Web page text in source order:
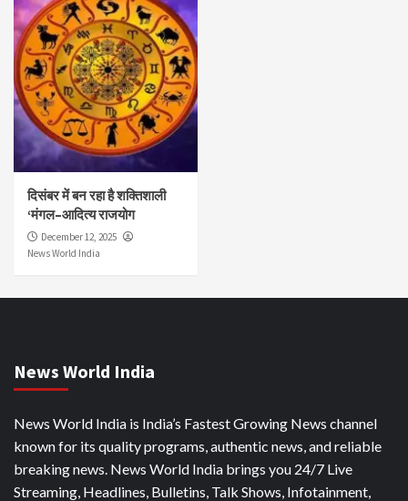
दिसंबर में बन रहा है शक्तिशाली
‘मंगल–आदित्य राजयोग
December 12, 2025
News World India
News World India
News World India is India’s Fastest Growing News channel
known for its quality programs, authentic news, and reliable
breaking news. News World India brings you 24/7 Live
Streaming, Headlines, Bulletins, Talk Shows, Infotainment,